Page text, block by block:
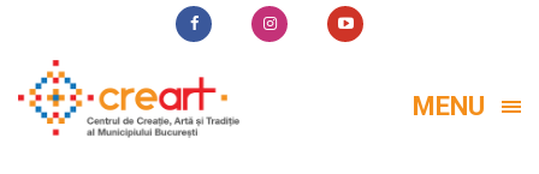
MENU